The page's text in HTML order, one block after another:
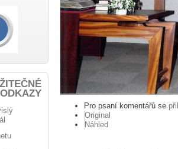
Pro psaní komentářů se
Original
Náhled
ODKAZY